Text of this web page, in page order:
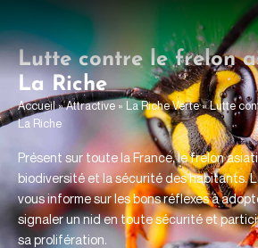
Lutte contre le frelon
La Riche
Accueil»Attractive » La Riche Verte»Lutte
La Riche
Présent sur toute la France, le frelon
biodiversité et la sécurité des habitants.
vous informe sur les bons réflexes à
signaler un nid en toute sécurité et
sa prolifération.